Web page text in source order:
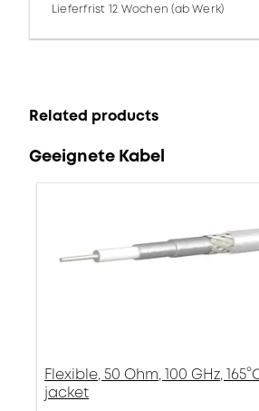
Lieferfrist 12 Wochen (ab Werk)
Related products
Geeignete Kabel
Flexible, 50 Ohm, 100 GHz,
jacket